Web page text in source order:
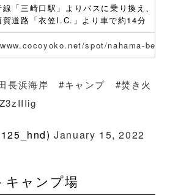
線「三崎口駅」よりバスに乗り換え、「
賀道路「衣笠I.C.」より車で約14分
spot/nahama-
長浜海岸 #キャンプ
#焚き火
January 15, 2022
キャンプ場